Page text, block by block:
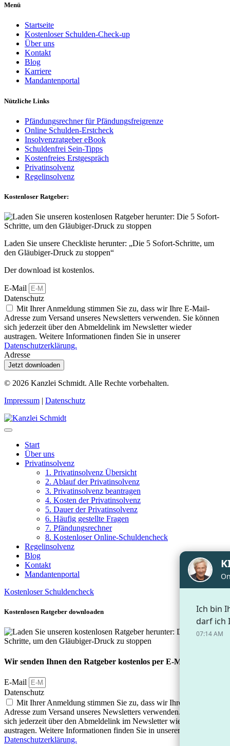
Menü
Startseite
Kostenloser Schulden-Check-up
Über uns
Kontakt
Blog
Karriere
Mandantenportal
Nützliche Links
Pfändungsrechner für Pfändungsfreigrenze
Online Schulden-Erstcheck
Insolvenzratgeber eBook
Schuldenfrei Sein-Tipps
Kostenfreies Erstgespräch
Privatinsolvenz
Regelinsolvenz
Kostenloser Ratgeber:
Laden Sie unsere Checkliste herunter: „Die 5 Sofort-Schritte, um
den Gläubiger-Druck zu stoppen“
Der download ist kostenlos.
E-Mail
Datenschutz
Mit Ihrer Anmeldung stimmen Sie zu, dass wir Ihre E-Mail-
Adresse zum Versand unseres Newsletters verwenden. Sie können
sich jederzeit über den Abmeldelink im Newsletter wieder
austragen. Weitere Informationen finden Sie in unserer
Datenschutzerklärung.
Adresse
Jetzt downloaden
© 2026 Kanzlei Schmidt. Alle Rechte vorbehalten.
Impressum | Datenschutz
Start
Über uns
Privatinsolvenz
1. Privatinsolvenz Übersicht
2. Ablauf der Privatinsolvenz
3. Privatinsolvenz beantragen
4. Kosten der Privatinsolvenz
5. Dauer der Privatinsolvenz
6. Häufig gestellte Fragen
7. Pfändungsrechner
8. Kostenloser Online-Schuldencheck
Regelinsolvenz
Blog
Kontakt
Mandantenportal
Kostenloser Schuldencheck
Kostenlosen Ratgeber downloaden
Wir senden Ihnen den Ratgeber kostenlos per E-Mail zu
E-Mail
Datenschutz
Mit Ihrer Anmeldung stimmen Sie zu, dass wir Ihre E-Mail-
Adresse zum Versand unseres Newsletters verwenden. Sie können
sich jederzeit über den Abmeldelink im Newsletter wieder
austragen. Weitere Informationen finden Sie in unserer
Datenschutzerklärung.